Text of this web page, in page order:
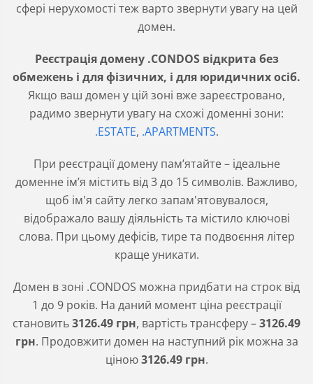
сфері нерухомості теж варто звернути увагу на цей
домен.
Реєстрація домену .CONDOS відкрита без
обмежень і для фізичних, і для юридичних осіб.
Якщо ваш домен у цій зоні вже зареєстровано,
радимо звернути увагу на схожі доменні зони:
.ESTATE, .APARTMENTS.
При реєстрації домену пам’ятайте – ідеальне
доменне ім’я містить від 3 до 15 символів. Важливо,
щоб ім'я сайту легко запам'ятовувалося,
відображало вашу діяльність та містило ключові
слова. При цьому дефісів, тире та подвоєння літер
краще уникати.
Домен в зоні .CONDOS можна придбати на строк від
1 до 9 років. На даний момент ціна реєстрації
становить3126.49 грн, вартість трансферу –3126.49
грн. Продовжити домен на наступний рік можна за
ціною3126.49грн.